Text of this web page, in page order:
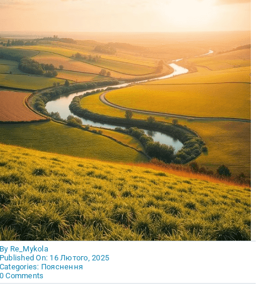
Re_Mykola
On: 16 Лютого, 2025
Пояснення
Comments
Про